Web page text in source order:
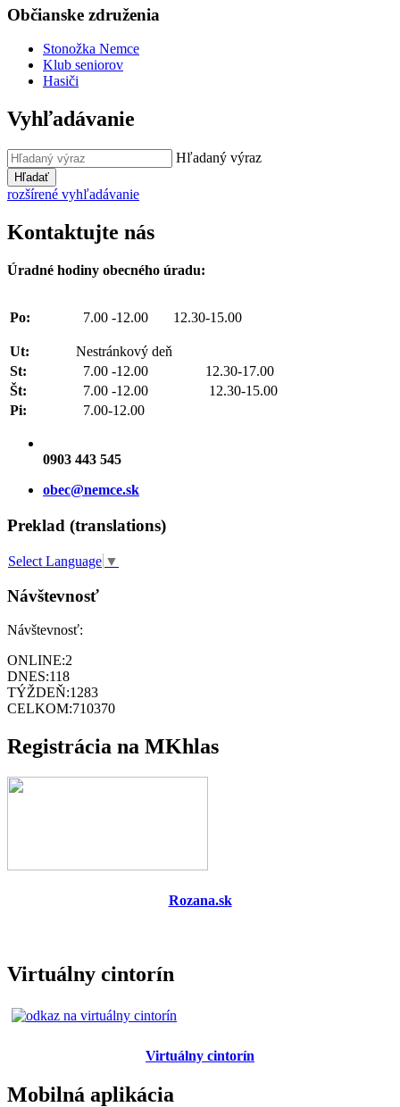
Občianske združenia
Stonožka Nemce
Klub seniorov
Hasiči
Vyhľadávanie
Hľadaný výraz
Hľadať
rozšírené vyhľadávanie
Kontaktujte nás
Úradné hodiny obecného úradu:
Po: 7.00 -12.00 12.30-15.00
Ut:
Nestránkový deň
St:
7.00 -12.00 12.30-17.00
Št:
7.00 -12.00 12.30-15.00
Pi:
7.00-12.00
0903 443 545
obec@nemce.sk
Preklad (translations)
Select Language ▼
Návštevnosť
Návštevnosť:
ONLINE:2
DNES:118
TÝŽDEŇ:1283
CELKOM:710370
Registrácia na MKhlas
Rozana.sk
Virtuálny cintorín
Virtuálny cintorín
Mobilná aplikácia